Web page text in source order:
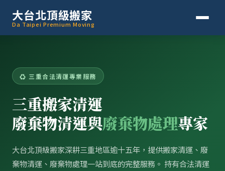
大台北頂級搬家
Da Taipei Premium Moving
♻ 三重合法清運專業服務
三重搬家清運
廢棄物清運與廢棄物處理專家
大台北頂級搬家深耕三重地區逾十五年，提供搬家清運、廢
棄物清運、廢棄物處理一站到底的完整服務。 持有合法清運